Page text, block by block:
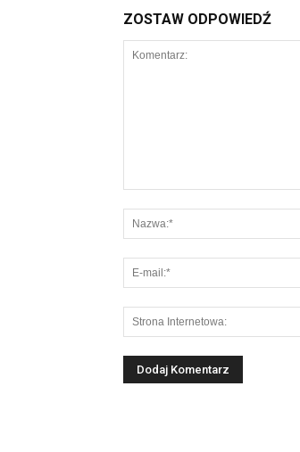
ZOSTAW ODPOWIEDŹ